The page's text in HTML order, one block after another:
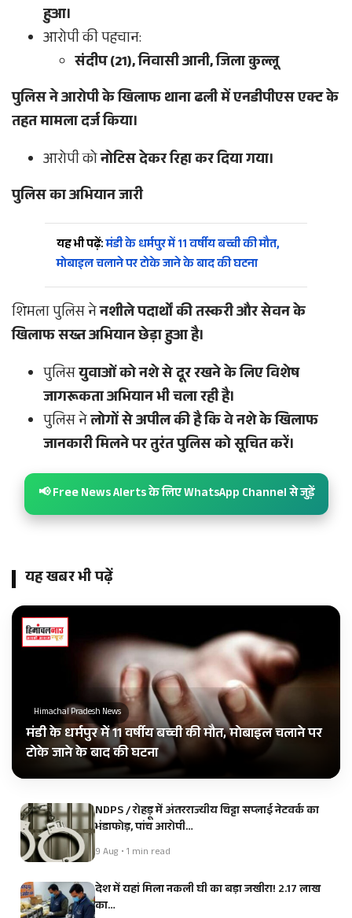
हुआ।
आरोपी की पहचान:
संदीप (21), निवासी आनी, जिला कुल्लू
पुलिस ने आरोपी के खिलाफ थाना ढली में एनडीपीएस एक्ट के
तहत मामला दर्ज किया।
आरोपी कोनोटिस देकर रिहा कर दिया गया।
पुलिस का अभियान जारी
यह भी पढ़ें:मंडी के धर्मपुर में 11 वर्षीय बच्ची की मौत,
मोबाइल चलाने पर टोके जाने के बाद की घटना
शिमला पुलिस नेनशीले पदार्थों की तस्करी और सेवन के
खिलाफ सख्त अभियान छेड़ा हुआ है।
पुलिसयुवाओं को नशे से दूर रखने के लिए विशेष
जागरूकता अभियान भी चला रही है।
पुलिस नेलोगों से अपील की है कि वे नशे के खिलाफ
जानकारी मिलने पर तुरंत पुलिस को सूचित करें।
📢 Free News Alerts के लिए WhatsApp Channel से जुड़ें
यह खबर भी पढ़ें
Himachal Pradesh News
मंडी के धर्मपुर में 11 वर्षीय बच्ची की मौत, मोबाइल चलाने पर
टोके जाने के बाद की घटना
NDPS / रोहड़ू में अंतरराज्यीय चिट्टा सप्लाई नेटवर्क का
भंडाफोड़, पांच आरोपी…
9 Aug • 1 min read
देश में यहां मिला नकली घी का बड़ा जखीरा! 2.17 लाख
का…